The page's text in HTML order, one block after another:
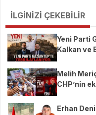
İLGİNİZİ ÇEKEBİLİR
Yeni Parti
Kalkan ve
Melih
CHP’nin
Erhan